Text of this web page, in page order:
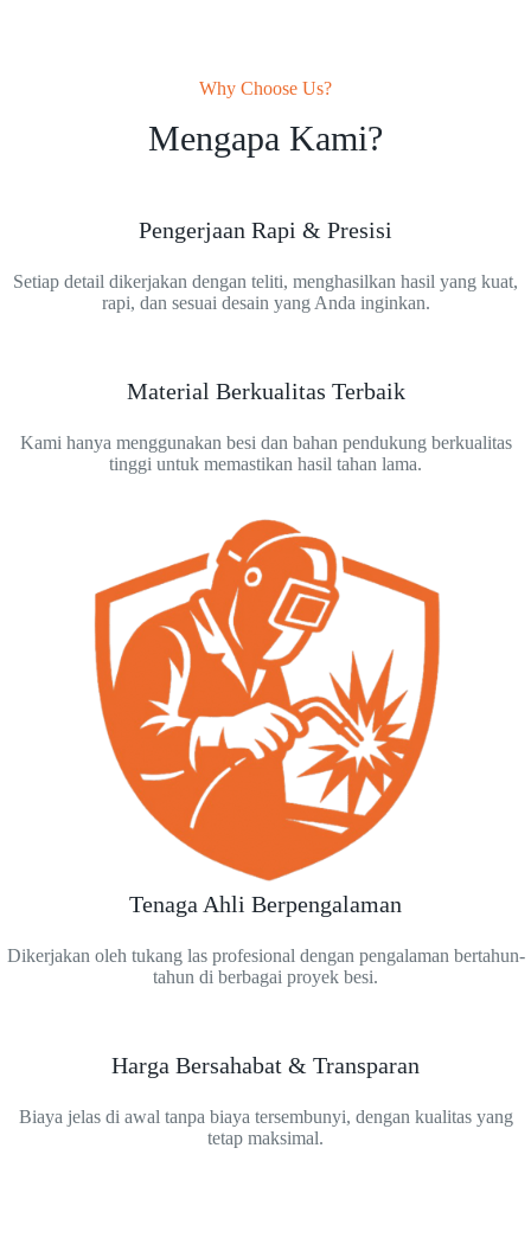
Why Choose Us?
Mengapa Kami?
Pengerjaan Rapi & Presisi
Setiap detail dikerjakan dengan teliti, menghasilkan hasil yang kuat,
rapi, dan sesuai desain yang Anda inginkan.
Material Berkualitas Terbaik
Kami hanya menggunakan besi dan bahan pendukung berkualitas
tinggi untuk memastikan hasil tahan lama.
Tenaga Ahli Berpengalaman
Dikerjakan oleh tukang las profesional dengan pengalaman bertahun-
tahun di berbagai proyek besi.
Harga Bersahabat & Transparan
Biaya jelas di awal tanpa biaya tersembunyi, dengan kualitas yang
tetap maksimal.